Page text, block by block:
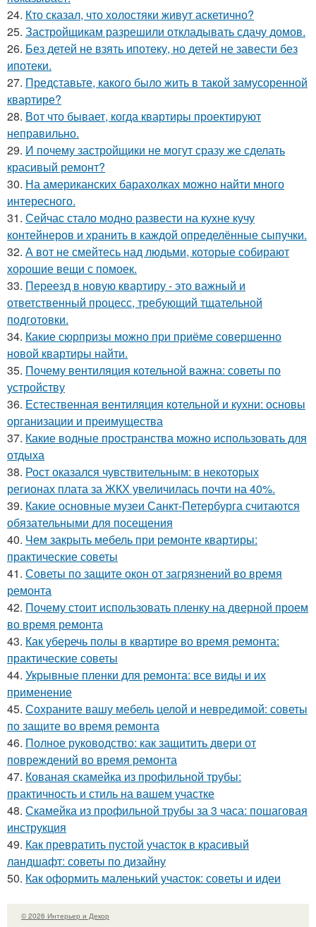
24. Кто сказал, что холостяки живут аскетично?
25. Застройщикам разрешили откладывать сдачу домов.
26. Без детей не взять ипотеку, но детей не завести без
ипотеки.
27. Представьте, какого было жить в такой замусоренной
квартире?
28. Вот что бывает, когда квартиры проектируют
неправильно.
29. И почему застройщики не могут сразу же сделать
красивый ремонт?
30. На американских барахолках можно найти много
интересного.
31. Сейчас стало модно развести на кухне кучу
контейнеров и хранить в каждой определённые сыпучки.
32. А вот не смейтесь над людьми, которые собирают
хорошие вещи с помоек.
33. Переезд в новую квартиру - это важный и
ответственный процесс, требующий тщательной
подготовки.
34. Какие сюрпризы можно при приёме совершенно
новой квартиры найти.
35. Почему вентиляция котельной важна: советы по
устройству
36. Естественная вентиляция котельной и кухни: основы
организации и преимущества
37. Какие водные пространства можно использовать для
отдыха
38. Рост оказался чувствительным: в некоторых
регионах плата за ЖКХ увеличилась почти на 40%.
39. Какие основные музеи Санкт-Петербурга считаются
обязательными для посещения
40. Чем закрыть мебель при ремонте квартиры:
практические советы
41. Советы по защите окон от загрязнений во время
ремонта
42. Почему стоит использовать пленку на дверной проем
во время ремонта
43. Как уберечь полы в квартире во время ремонта:
практические советы
44. Укрывные пленки для ремонта: все виды и их
применение
45. Сохраните вашу мебель целой и невредимой: советы
по защите во время ремонта
46. Полное руководство: как защитить двери от
повреждений во время ремонта
47. Кованая скамейка из профильной трубы:
практичность и стиль на вашем участке
48. Скамейка из профильной трубы за 3 часа: пошаговая
инструкция
49. Как превратить пустой участок в красивый
ландшафт: советы по дизайну
50. Как оформить маленький участок: советы и идеи
© 2026 Интерьер и Декор